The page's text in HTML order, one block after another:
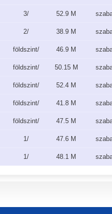
3/ 52.9 M
2/ 38.9 M
földszint/ 46.9 M
földszint/ 50.15 M
földszint/ 52.4 M
földszint/ 41.8 M
földszint/ 47.5 M
1/ 47.6 M
1/ 48.1 M